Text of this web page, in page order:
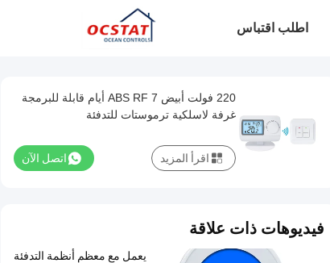
اطلب اقتباس
220 فولت أبيض ABS RF 7 أيام قابلة للبرمجة
غرفة لاسلكية ترموستات للتدفئة
اتصل الآن اقرأ المزيد
فيديوهات ذات علاقة
يعمل مع معظم أنظمة التدفئة